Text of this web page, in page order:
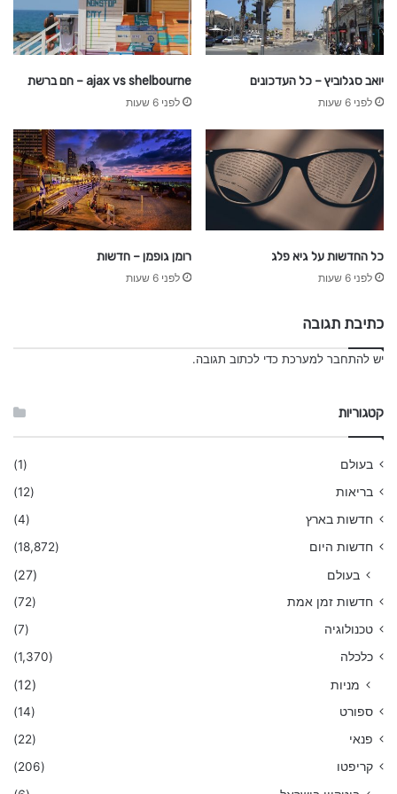
יואב סגלוביץ – כל העדכונים
לפני 6 שעות
ajax vs shelbourne – חם ברשת
לפני 6 שעות
כל החדשות על גיא פלג
לפני 6 שעות
רומן גופמן – חדשות
לפני 6 שעות
כתיבת תגובה
יש להתחבר למערכת כדי לכתוב תגובה.
קטגוריות
בעולם
(1)
בריאות
(12)
חדשות בארץ
(4)
חדשות היום
(18,872)
בעולם (27)
חדשות זמן אמת
(72)
טכנולוגיה
(7)
כלכלה
(1,370)
מניות (12)
ספורט
(14)
פנאי
(22)
קריפטו
(206)